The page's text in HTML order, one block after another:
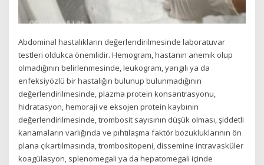
Abdominal hastalıkların değerlendirilmesinde laboratuvar
testleri oldukca önemlidir. Hemogram, hastanın anemik olup
olmadığının belirlenmesinde, leukogram, yangılı ya da
enfeksiyözlü bir hastalığın bulunup bulunmadığının
değerlendirilmesinde, plazma protein konsantrasyonu,
hidratasyon, hemoraji ve eksojen protein kaybının
değerlendirilmesinde, trombosit sayısının düşük olması, şiddetli
kanamaların varlığında ve pıhtılaşma faktör bozukluklarının ön
plana çıkartılmasında, trombositopeni, dissemine intravasküler
koagülasyon, splenomegali ya da hepatomegali içinde